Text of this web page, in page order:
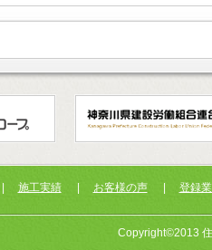
施工実績 お客様の声
登録
Copyright©2013